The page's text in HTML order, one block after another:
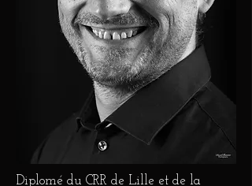
Diplomé du CRR de Lille et de la